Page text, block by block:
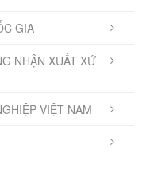
GIA
NHẬN XUẤT XỨ
VIỆT NAM